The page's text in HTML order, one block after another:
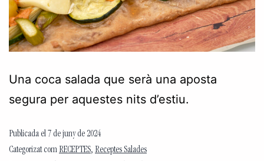
Una coca salada que serà una aposta
segura per aquestes nits d’estiu.
Publicada el 7 de juny de 2024
Categorizat comRECEPTES, Receptes Salades